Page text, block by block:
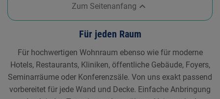
Zum Seitenanfang 
Für jeden Raum
Für hochwertigen Wohnraum ebenso wie für moderne
Hotels, Restaurants, Kliniken, öffentliche Gebäude, Foyers,
Seminarräume oder Konferenzsäle. Von uns exakt passend
vorbereitet für jede Wand und Decke. Einfache Anbringung